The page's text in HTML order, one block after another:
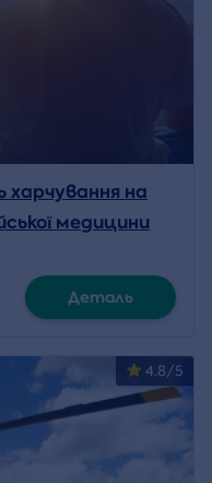
харчування на
медицини
Деталь
4.8/5